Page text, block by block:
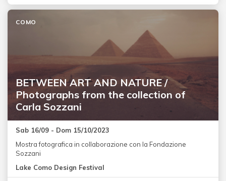
BETWEEN ART AND NATURE /
Photographs from the collection of
Carla Sozzani
COMO
Sab 16/09 - Dom 15/10/2023
Mostra fotografica in collaborazione con la Fondazione
Sozzani
Lake Como Design Festival